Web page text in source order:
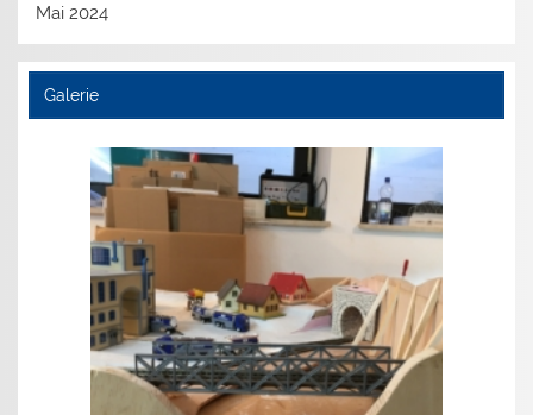
Mai 2024
Galerie